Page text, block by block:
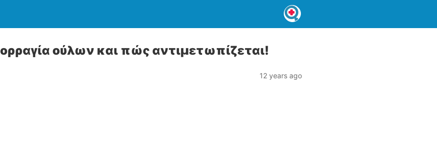
ούλων και πώς αντιμετωπίζεται!
12 years ago